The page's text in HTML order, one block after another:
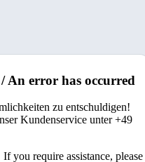
An error has occurred
zu entschuldigen!
Kundenservice unter +49
you require assistance, please